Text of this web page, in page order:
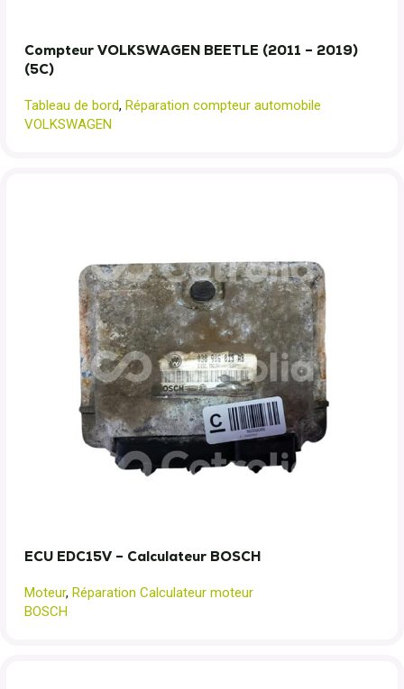
Compteur VOLKSWAGEN BEETLE (2011 – 2019)
(5C)
Tableau de bord, Réparation compteur automobile
VOLKSWAGEN
ECU EDC15V – Calculateur BOSCH
Moteur, Réparation Calculateur moteur
BOSCH